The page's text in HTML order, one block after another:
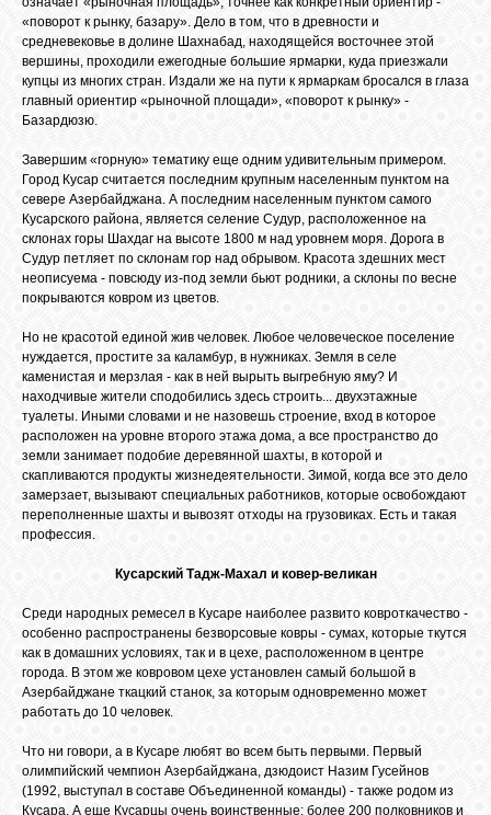
«поворот к рынку, базару». Дело в том, что в древности и
средневековье в долине Шахнабад, находящейся восточнее этой
вершины, проходили ежегодные большие ярмарки, куда приезжали
купцы из многих стран. Издали же на пути к ярмаркам бросался в глаза
главный ориентир «рыночной площади», «поворот к рынку» -
Базардюзю.
Завершим «горную» тематику еще одним удивительным примером.
Город Кусар считается последним крупным населенным пунктом на
севере Азербайджана. А последним населенным пунктом самого
Кусарского района, является селение Судур, расположенное на
склонах горы Шахдаг на высоте 1800 м над уровнем моря. Дорога в
Судур петляет по склонам гор над обрывом. Красота здешних мест
неописуема - повсюду из-под земли бьют родники, а склоны по весне
покрываются ковром из цветов.
Но не красотой единой жив человек. Любое человеческое поселение
нуждается, простите за каламбур, в нужниках. Земля в селе
каменистая и мерзлая - как в ней вырыть выгребную яму? И
находчивые жители сподобились здесь строить... двухэтажные
туалеты. Иными словами и не назовешь строение, вход в которое
расположен на уровне второго этажа дома, а все пространство до
земли занимает подобие деревянной шахты, в которой и
скапливаются продукты жизнедеятельности. Зимой, когда все это дело
замерзает, вызывают специальных работников, которые освобождают
переполненные шахты и вывозят отходы на грузовиках. Есть и такая
профессия.
Кусарский Тадж-Махал и ковер-великан
Среди народных ремесел в Кусаре наиболее развито ковроткачество -
особенно распространены безворсовые ковры - сумах, которые ткутся
как в домашних условиях, так и в цехе, расположенном в центре
города. В этом же ковровом цехе установлен самый большой в
Азербайджане ткацкий станок, за которым одновременно может
работать до 10 человек.
Что ни говори, а в Кусаре любят во всем быть первыми. Первый
олимпийский чемпион Азербайджана, дзюдоист Назим Гусейнов
(1992, выступал в составе Объединенной команды) - также родом из
Кусара. А еще Кусарцы очень воинственные: более 200 полковников и